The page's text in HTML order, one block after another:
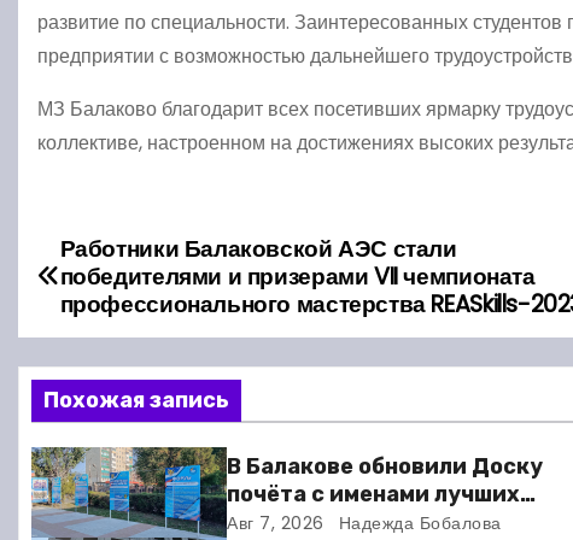
развитие по специальности. Заинтересованных
предприятии с возможностью дальнейшего
МЗ Балаково благодарит всех посетивших ярмарку
коллективе, настроенном на достижениях высоких
Н
в
и
г
а
Работники Балаковской АЭС стали
победителями и призерами VII чемпионата
профессионального мастерства REASkills-
Похожая запись
В Балакове обновили Доску
почёта с именами лучших
спортсменов. Фото
Авг 7, 2026 Надежда Бобалова